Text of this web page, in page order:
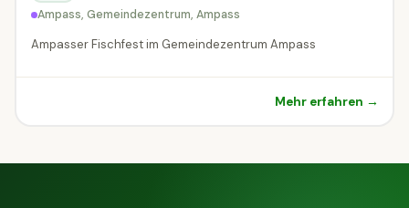
Ampass, Gemeindezentrum, Ampass
Ampasser Fischfest im Gemeindezentrum Ampass
Mehr erfahren →